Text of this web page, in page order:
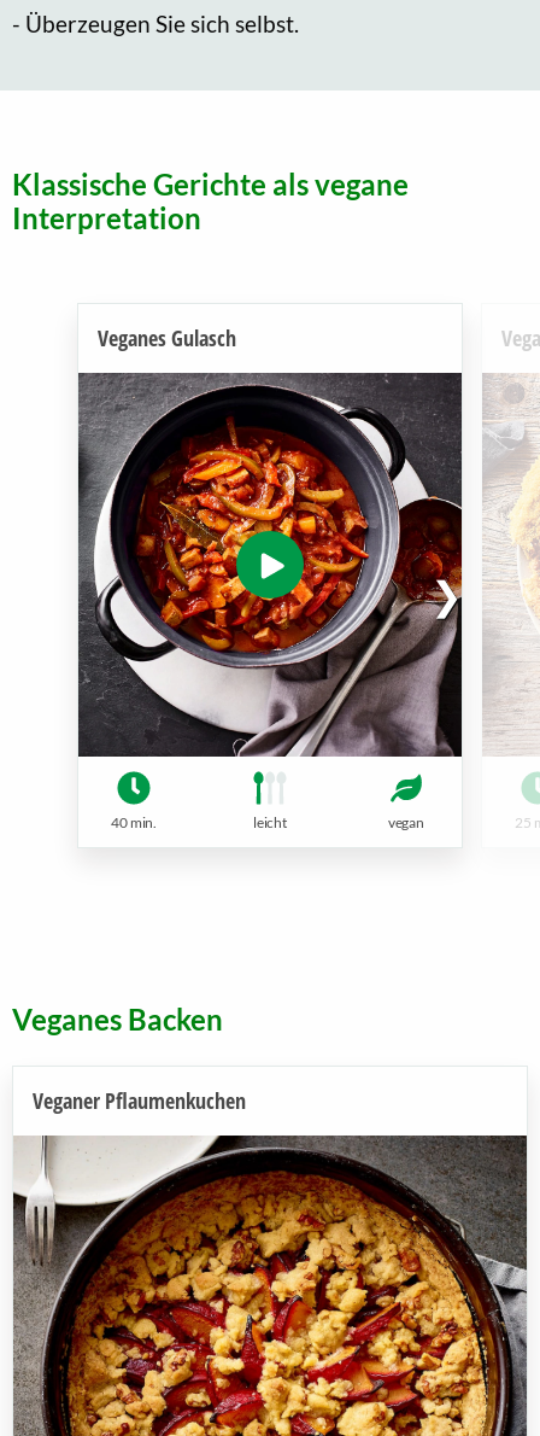
- Überzeugen Sie sich selbst.
Klassische Gerichte als vegane
Interpretation
Veganes Gulasch
40 min. leicht vegan 25
Veganes Backen
Veganer Pflaumenkuchen